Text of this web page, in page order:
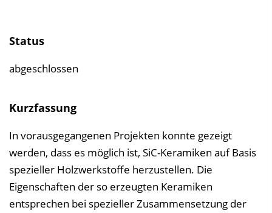
i
l
Status
abgeschlossen
Kurzfassung
In vorausgegangenen Projekten konnte gezeigt
werden, dass es möglich ist, SiC-Keramiken auf Basis
spezieller Holzwerkstoffe herzustellen. Die
Eigenschaften der so erzeugten Keramiken
entsprechen bei spezieller Zusammensetzung der